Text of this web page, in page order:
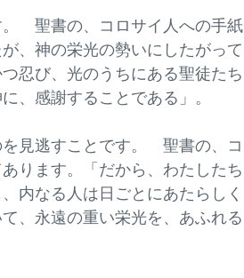
。 聖書の、コロサイ人への手紙
、神の栄光の勢いにしたがって
忍び、光のうちにある聖徒たち
に、感謝することである」。
見逃すことです。 聖書の、コ
ります。「だから、わたしたち
内なる人は日ごとにあたらしく
、永遠の重い栄光を、あふれる